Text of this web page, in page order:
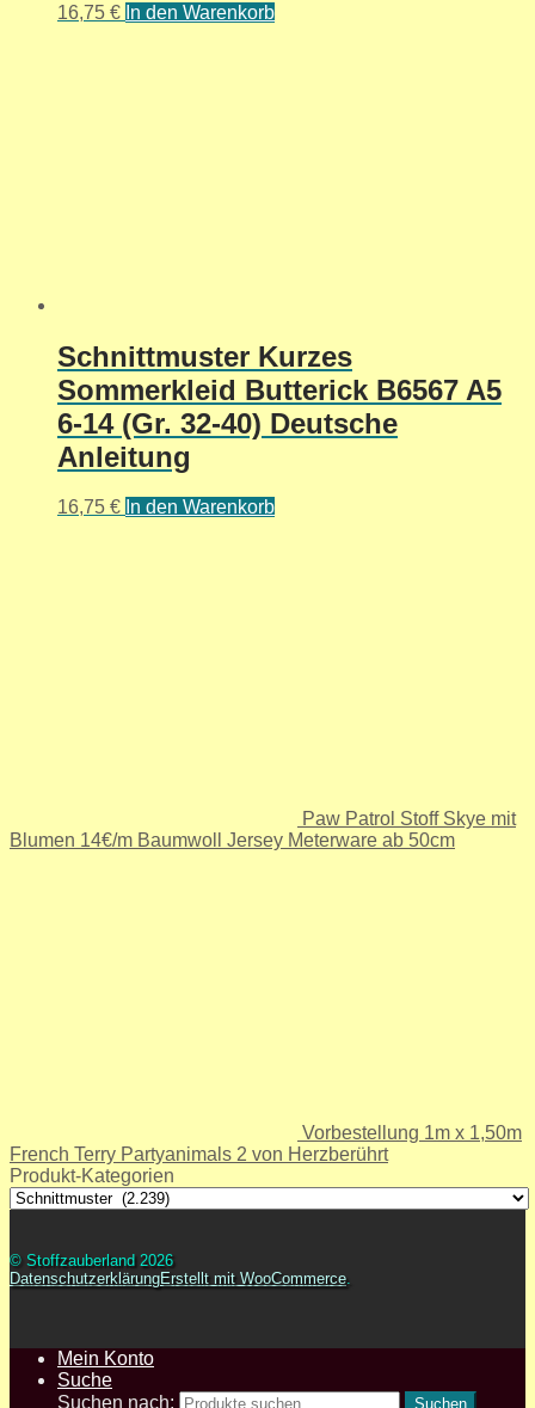
16,75 € In den Warenkorb
Schnittmuster Kurzes
Sommerkleid Butterick B6567 A5
6-14 (Gr. 32-40) Deutsche
Anleitung
16,75 € In den Warenkorb
Paw Patrol Stoff Skye mit
Blumen 14€/m Baumwoll Jersey Meterware ab 50cm
Vorbestellung 1m x 1,50m
French Terry Partyanimals 2 von Herzberührt
Produkt-Kategorien
© Stoffzauberland 2026
DatenschutzerklärungErstellt mit WooCommerce.
Mein Konto
Suche
Suchen nach:
Suchen